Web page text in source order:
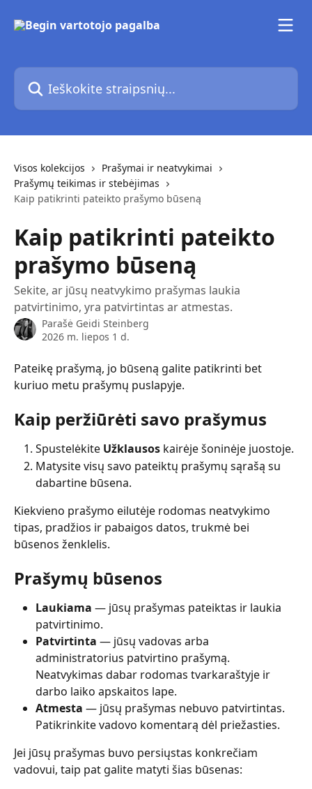
Ieškokite straipsnių...
Visos kolekcijos
Prašymai ir neatvykimai
Prašymų teikimas ir stebėjimas
Kaip patikrinti pateikto prašymo būseną
Kaip patikrinti pateikto
prašymo būseną
Sekite, ar jūsų neatvykimo prašymas laukia
patvirtinimo, yra patvirtintas ar atmestas.
Parašė Geidi Steinberg
2026 m. liepos 1 d.
Pateikę prašymą, jo būseną galite patikrinti bet
kuriuo metu prašymų puslapyje.
Kaip peržiūrėti savo prašymus
Spustelėkite Užklausos kairėje šoninėje juostoje.
Matysite visų savo pateiktų prašymų sąrašą su
dabartine būsena.
Kiekvieno prašymo eilutėje rodomas neatvykimo
tipas, pradžios ir pabaigos datos, trukmė bei
būsenos ženklelis.
Prašymų būsenos
Laukiama — jūsų prašymas pateiktas ir laukia
patvirtinimo.
Patvirtinta — jūsų vadovas arba
administratorius patvirtino prašymą.
Neatvykimas dabar rodomas tvarkaraštyje ir
darbo laiko apskaitos lape.
Atmesta — jūsų prašymas nebuvo patvirtintas.
Patikrinkite vadovo komentarą dėl priežasties.
Jei jūsų prašymas buvo persiųstas konkrečiam
vadovui, taip pat galite matyti šias būsenas: